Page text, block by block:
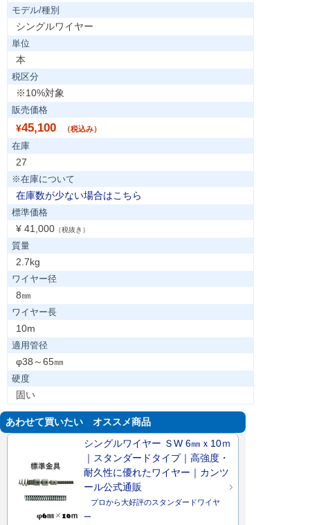
モデル/種別
シングルワイヤー
単位
本
税区分
※10%対象
販売価格
¥45,100 （税込み）
在庫
27
※在庫について
在庫数が少ない場合はこちら
標準価格
¥ 41,000 （税抜き）
質量
2.7kg
ワイヤー径
8㎜
ワイヤー長
10m
適用管径
φ38～65㎜
硬度
固い
あわせて買いたい オススメ商品
シングルワイヤー ＳW 6㎜ｘ10ｍ
｜スタンダードタイプ｜高強度・
耐久性に優れたワイヤー｜カンツ
ール公式通販
プロから大好評のスタンダードワイヤ
ー